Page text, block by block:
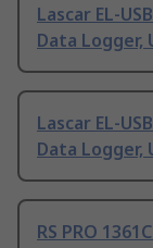
Lascar EL-
Data Logger,
Lascar EL-
Data Logger,
RS PRO